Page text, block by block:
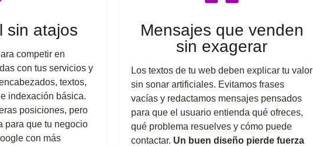
sin atajos
competir en
con tus servicios y
textos,
indexación básica.
posiciones, pero
para que tu negocio
con más
Mensajes que venden
sin exagerar
Los textos de tu web deben explicar tu valor
sin sonar artificiales. Evitamos frases
vacías y redactamos mensajes pensados
para que el usuario entienda qué ofreces,
qué problema resuelves y cómo puede
contactar. Un buen diseño pierde fuerza